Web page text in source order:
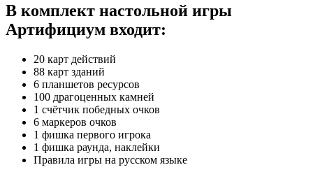
В комплект настольной игры
Артифициум входит:
20 карт действий
88 карт зданий
6 планшетов ресурсов
100 драгоценных камней
1 счётчик победных очков
6 маркеров очков
1 фишка первого игрока
1 фишка раунда, наклейки
Правила игры на русском языке